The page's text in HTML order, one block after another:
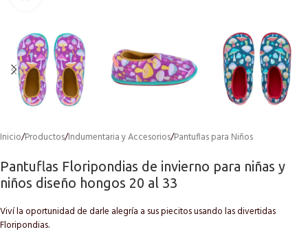
Inicio/Productos/Indumentaria y Accesorios/Pantuflas para Niños
Pantuflas Floripondias de invierno para niñas y
niños diseño hongos 20 al 33
Viví la oportunidad de darle alegría a sus piecitos usando las divertidas
Floripondias.